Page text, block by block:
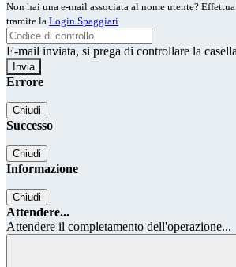
Non hai una e-mail associata al nome utente?
tramite la Login Spaggiari
E-mail inviata, si prega di controllare la
Errore
Chiudi
Successo
Chiudi
Informazione
Chiudi
Attendere...
Attendere il completamento dell'operazione...